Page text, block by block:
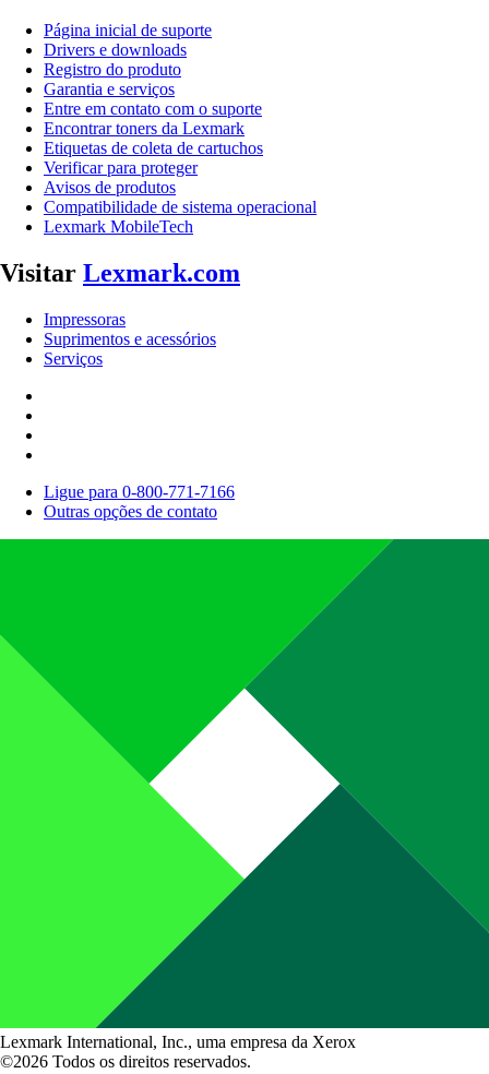
Página inicial de suporte
Drivers e downloads
Registro do produto
Garantia e serviços
Entre em contato com o suporte
Encontrar toners da Lexmark
Etiquetas de coleta de cartuchos
Verificar para proteger
Avisos de produtos
Compatibilidade de sistema operacional
Lexmark MobileTech
Visitar Lexmark.com
Impressoras
Suprimentos e acessórios
Serviços
Ligue para 0-800-771-7166
Outras opções de contato
Lexmark International, Inc., uma empresa da Xerox
©2026 Todos os direitos reservados.